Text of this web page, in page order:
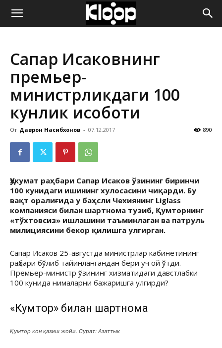
ҚИРҒИЗИСТОН
ЯНГИЛИКЛАРИ
Сапар Исаковнинг
премьер-
министрликдаги 100
кунлик ҳисоботи
От Даврон Насибхонов - 07.12.2017 890
Ҳукумат раҳбари Сапар Исаков ўзининг биринчи
100 кунидаги ишининг хулосасини чиқарди. Бу
вақт оралиғида у баҳсли Чехиянинг Liglass
компанияси билан шартнома тузиб, Қумторнинг
«тўхтовсиз» ишлашини таъминлаган ва патруль
милициясини бекор қилишга улгирган.
Сапар Исаков 25-августда министрлар кабинетининг
раҳбари бўлиб тайинлангандан бери уч ой ўтди.
Премьер-министр ўзининг хизматидаги давстлабки
100 кунида нималарни бажаришга улгирди?
«Кумтор» билан шартнома
Қумтор кон қазиш жойи. Сурат: Азаттык